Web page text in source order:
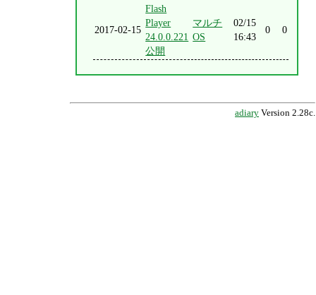
2017-02-15
Flash
Player
24.0.0.221
公開
マルチ
OS
02/15
16:43
0 0
adiary Version 2.28c.